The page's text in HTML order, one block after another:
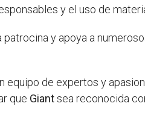
y el uso de
y apoya a
equipo de expertos y
que Giantsea reconocida